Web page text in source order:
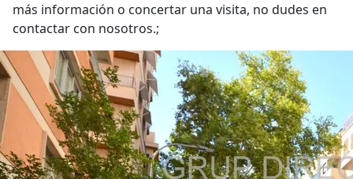
más información o concertar una visita, no dudes en
contactar con nosotros.;